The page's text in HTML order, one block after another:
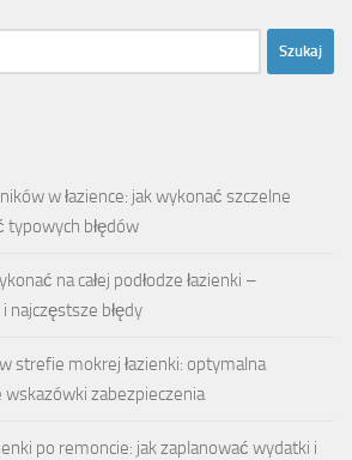
w łazience: jak wykonać szczelne
typowych błędów
na całej podłodze łazienki –
najczęstsze błędy
strefie mokrej łazienki: optymalna
zabezpieczenia
po remoncie: jak zaplanować wydatki i